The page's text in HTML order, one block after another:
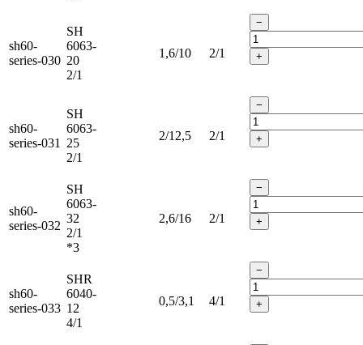
sh60-
series-030
SH
6063-
20
2/1
1,6/10 2/1
−
+
sh60-
series-031
SH
6063-
25
2/1
2/12,5 2/1
−
+
sh60-
series-032
SH
6063-
32
2/1
*3
2,6/16 2/1
−
+
sh60-
series-033
SHR
6040-
12
4/1
0,5/3,1 4/1
−
+